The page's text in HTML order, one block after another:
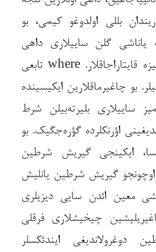
بللی اولدوغو کیمی، بو
یاناشی گلن ساییلاری داهی
اولدوقلاری یئرین مشخصه‌لرینی بیزه قایتاراجاقلار. where تابعی
بو چاغیرماقلارین ایکیسینده
ساییلاری بلیرته‌بیلن شرط
اؤرنکلرده گؤره‌جگیک. بو
ایکینجی گیریش شرطین
اوچونجو گیریش شرطین یانلیش
معین ائدن سایی دیزیلری
چیخیشلاری فرقلی
دوغرولاندیغی ایندئکسلر